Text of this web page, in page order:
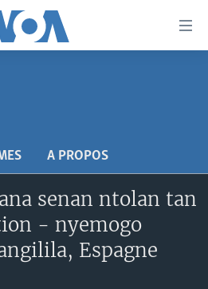
A PROPOS
senan ntolan tan
- nyemogo
Espagne